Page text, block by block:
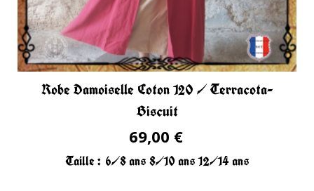
Robe Damoiselle Coton 120 / Terracota-
Biscuit
69,00 €
Taille : 6/8 ans 8/10 ans12/14 ans